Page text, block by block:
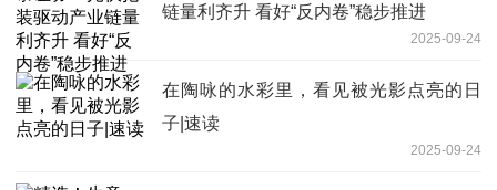
链量利齐升 看好“反内卷”稳步推进
2025-09-24
在陶咏的水彩里，看见被光影点亮的日
子|速读
2025-09-24